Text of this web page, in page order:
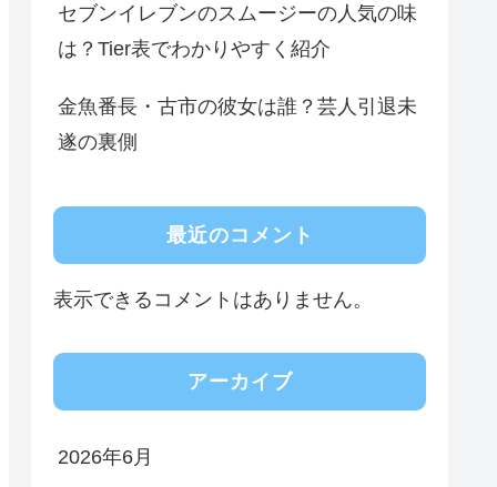
セブンイレブンのスムージーの人気の味
は？Tier表でわかりやすく紹介
金魚番長・古市の彼女は誰？芸人引退未
遂の裏側
最近のコメント
表示できるコメントはありません。
アーカイブ
2026年6月